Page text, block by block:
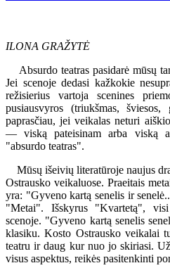
ILONA GRAŽYTĖ
Absurdo teatras pasidarė mūsų
Jei scenoje dedasi kažkokie
režisierius vartoja scenines
pusiausvyros (triukšmas,
paprasčiau, jei veikalas neturi
— viską pateisinam arba viską
"absurdo teatras".
Mūsų išeivių literatūroje naujus
Ostrausko veikaluose. Praeitais
yra: "Gyveno kartą senelis ir
"Metai". Išskyrus "Kvartetą",
scenoje. "Gyveno kartą senelis
klasiku. Kosto Ostrausko veikalai
teatru ir daug kur nuo jo skiriasi.
visus aspektus, reikės pasitenkinti